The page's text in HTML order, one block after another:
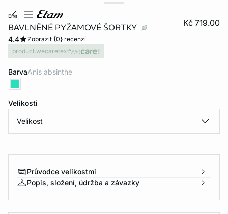
erin
BAVLNĚNÉ PYŽAMOVÉ ŠORTKY Kč 719.00
4.4
Zobrazit {0} recenzí
product.wecaretext
Barva anis absinthe
Velikosti
Velikost
Průvodce velikostmi
Popis, složení, údržba a závazky